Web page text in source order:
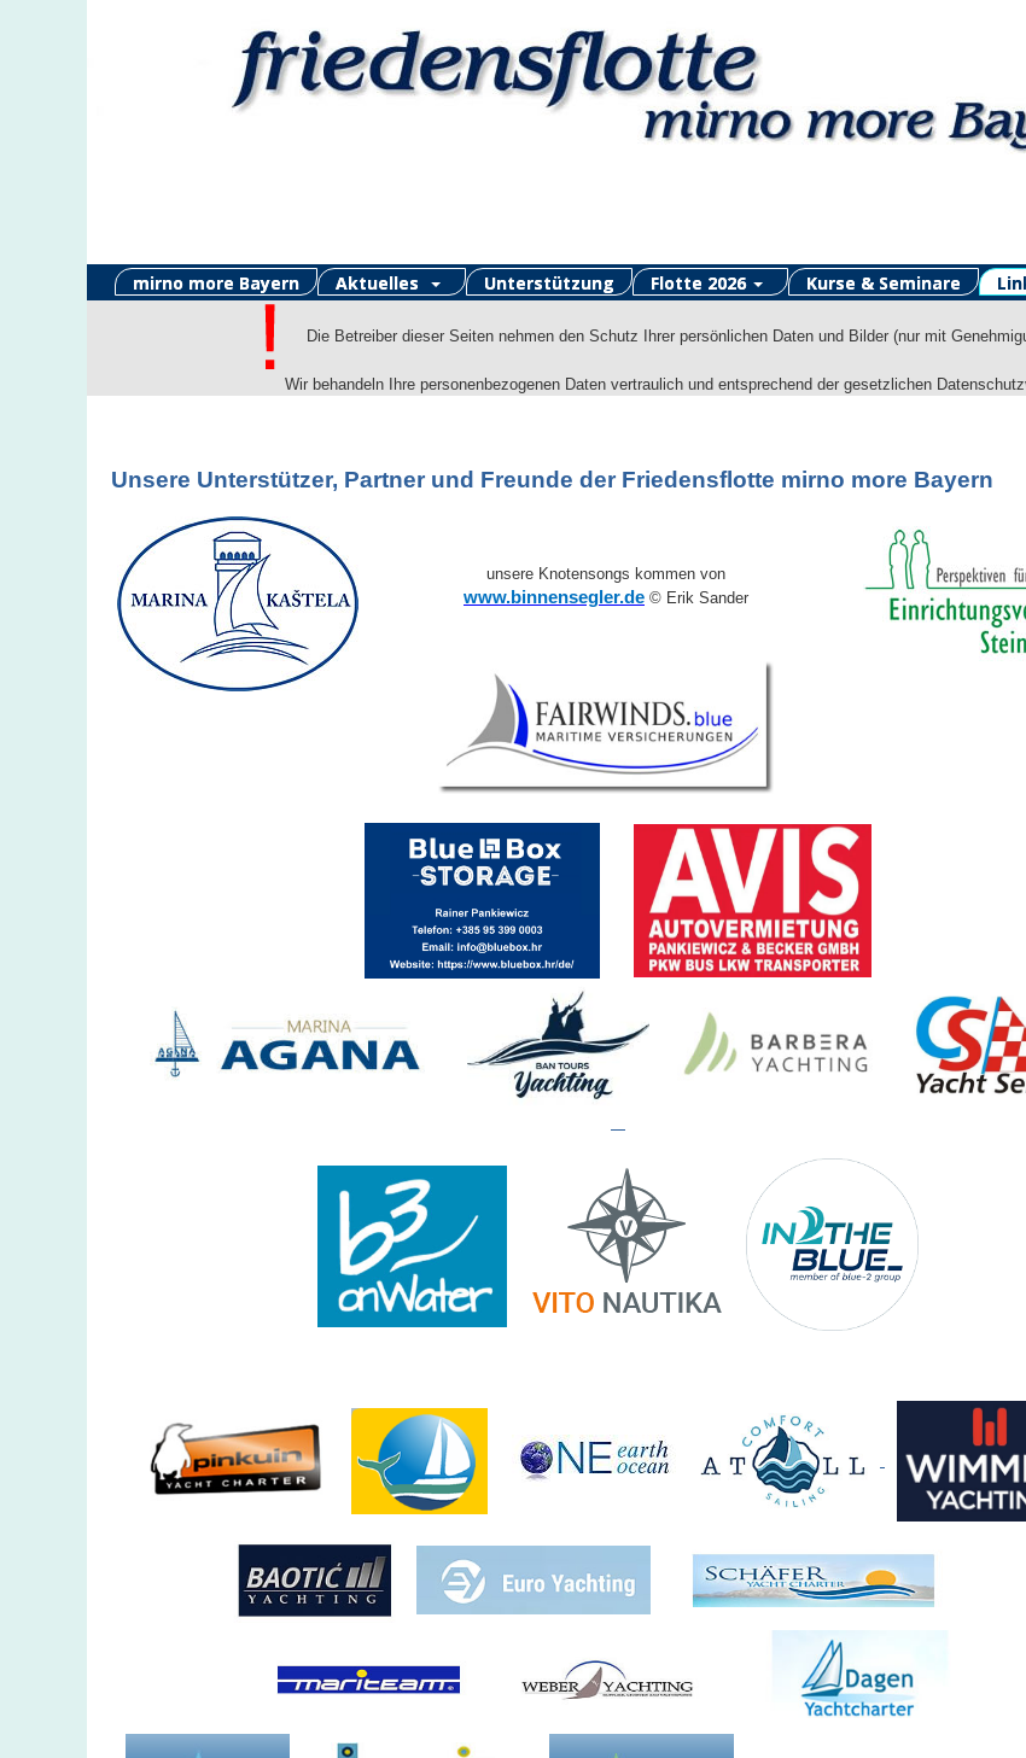
mirno more Bayern Aktuelles Unterstützung Flotte 2026 Kurse & Seminare
Die Betreiber dieser Seiten nehmen den Schutz Ihrer persönlichen Daten und Bilder (nur mit
Wir behandeln Ihre personenbezogenen Daten vertraulich und entsprechend der gesetzlichen
Unsere Unterstützer, Partner und Freunde der Friedensflotte mirno more Bayern
unsere Knotensongs kommen von
www.binnensegler.de © Erik Sander